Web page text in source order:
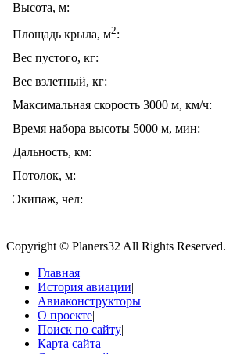
Высота, м:
Площадь крыла, м2:
Вес пустого, кг:
Вес взлетный, кг:
Максимальная скорость 3000 м, км/ч:
Время набора высоты 5000 м, мин:
Дальность, км:
Потолок, м:
Экипаж, чел:
Copyright © Planers32 All Rights Reserved.
Главная|
История авиации|
Авиаконструкторы|
О проекте|
Поиск по сайту|
Карта сайта|